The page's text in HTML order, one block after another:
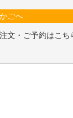
ごへ
文・ご予約はこち